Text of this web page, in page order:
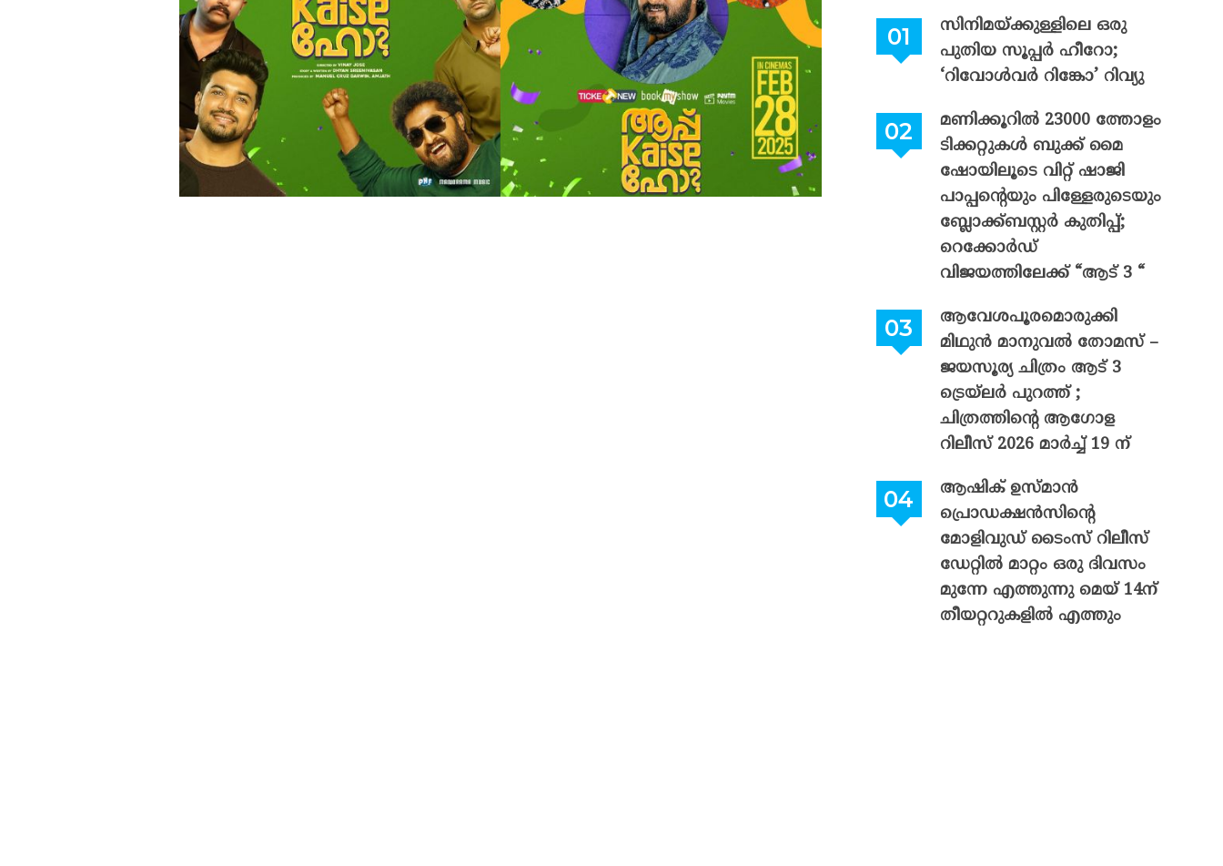
സിനിമയ്ക്കുള്ളിലെ ഒരു
പുതിയ സൂപ്പർ ഹീറോ;
‘റിവോൾവർ റിങ്കോ’ റിവ്യു
മണിക്കൂറിൽ 23000 ത്തോളം
ടിക്കറ്റുകൾ ബുക്ക് മൈ
ഷോയിലൂടെ വിറ്റ് ഷാജി
പാപ്പന്റെയും പിള്ളേരുടെയും
ബ്ലോക്ക്ബസ്റ്റർ കുതിപ്പ്;
റെക്കോർഡ്
വിജയത്തിലേക്ക് “ആട് 3 “
ആവേശപൂരമൊരുക്കി
മിഥുൻ മാനുവൽ തോമസ് –
ജയസൂര്യ ചിത്രം ആട് 3
ട്രെയ്‌ലർ പുറത്ത് ;
ചിത്രത്തിന്റെ ആഗോള
റിലീസ് 2026 മാർച്ച് 19 ന്
ആഷിക് ഉസ്മാൻ
പ്രൊഡക്ഷൻസിന്റെ
മോളിവുഡ് ടൈംസ് റിലീസ്
ഡേറ്റിൽ മാറ്റം ഒരു ദിവസം
മുന്നേ എത്തുന്നു മെയ് 14ന്
തീയറ്ററുകളിൽ എത്തും